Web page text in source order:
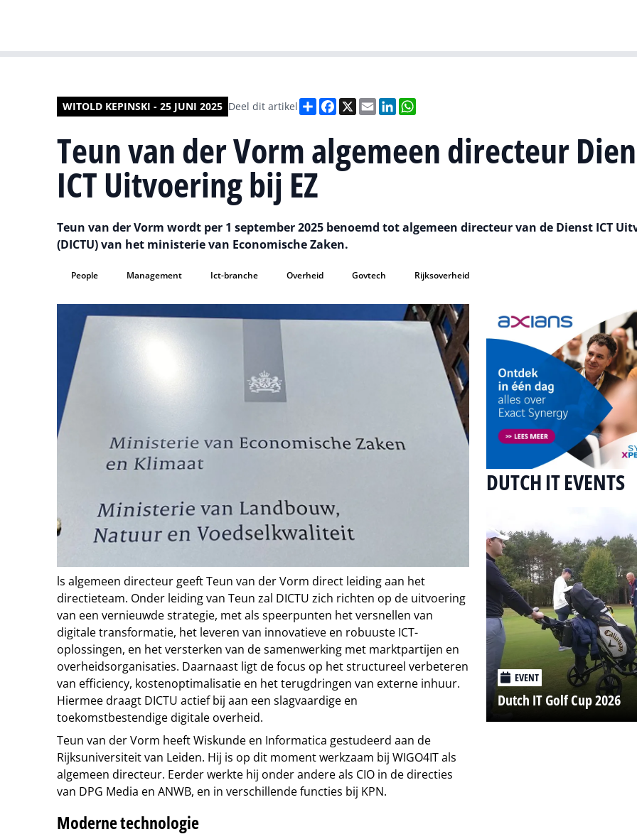
WITOLD KEPINSKI - 25 JUNI 2025 Deel dit artikel DeelFacebook
X EmailLinkedIn
Teun van der Vorm algemeen directeur
ICT Uitvoering bij EZ
Teun van der Vorm wordt per 1 september 2025 benoemd tot algemeen directeur van de Dienst ICT
(DICTU) van het ministerie van Economische Zaken.
People Management Ict-branche Overheid Govtech Rijksoverheid
ls algemeen directeur geeft Teun van der Vorm direct leiding aan het
directieteam. Onder leiding van Teun zal DICTU zich richten op de uitvoering
van een vernieuwde strategie, met als speerpunten het versnellen van
digitale transformatie, het leveren van innovatieve en robuuste ICT-
oplossingen, en het versterken van de samenwerking met marktpartijen en
overheidsorganisaties. Daarnaast ligt de focus op het structureel verbeteren
van efficiency, kostenoptimalisatie en het terugdringen van externe inhuur.
Hiermee draagt DICTU actief bij aan een slagvaardige en
toekomstbestendige digitale overheid.
Teun van der Vorm heeft Wiskunde en Informatica gestudeerd aan de
Rijksuniversiteit van Leiden. Hij is op dit moment werkzaam bij WIGO4IT als
algemeen directeur. Eerder werkte hij onder andere als CIO in de directies
van DPG Media en ANWB, en in verschillende functies bij KPN.
Moderne technologie
DUTCH IT EVENTS
EVENT
Dutch IT Golf Cup 2026